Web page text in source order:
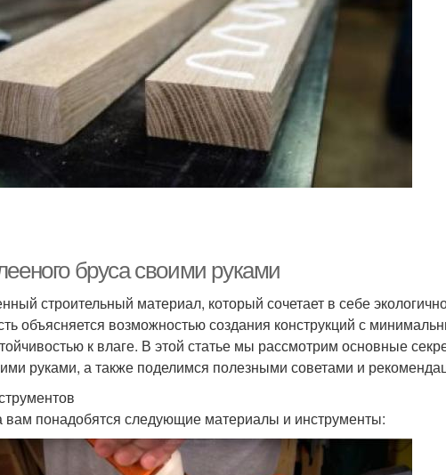
бруса своими руками
строительный материал, который сочетает в себе
объясняется возможностью создания конструкций с
к влаге. В этой статье мы рассмотрим основные
руками, а также поделимся полезными советами и
вам понадобятся следующие материалы и инструменты: